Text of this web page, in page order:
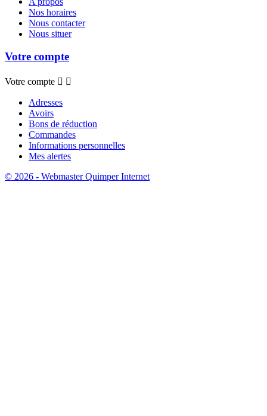
Nos horaires
Nous contacter
Nous situer
Votre compte
Votre compte  
Adresses
Avoirs
Bons de réduction
Commandes
Informations personnelles
Mes alertes
© 2026 - Webmaster Quimper Internet